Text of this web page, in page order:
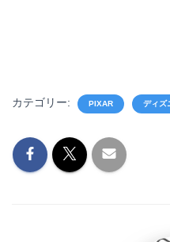
カテゴリー: PIXAR ディズ